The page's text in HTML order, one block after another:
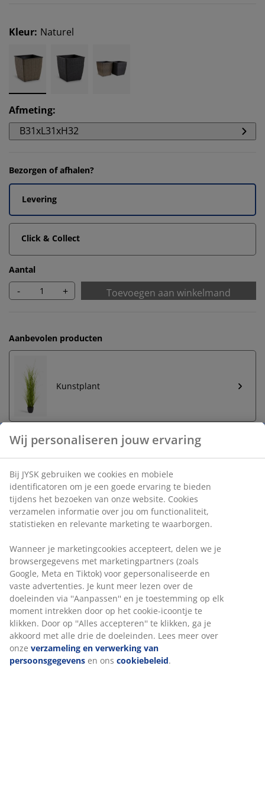
Kleur: Naturel
Afmeting:
B31xL31xH32
Bezorgen of afhalen?
Levering
Click & Collect
Aantal
- + Toevoegen aan winkelmand
Aanbevolen producten
Kunstplant
Geen tijdslimiet - retourneer in iedere JYSK-winkel
Prijsgarantie
30 dagen prijsgarantie op alle artikelen
Flexibele bezorgopties
Plantenbak met een geweven design, gemaakt van
duurzaam polyrotan. Deze lichtgewicht en
vorstbestendige plantenbak is geschikt voor de tuin of
het balkon. Voor buitengebruik kan er eenvoudig een
afvoergat worden gemaakt. B31 x L31 x H32 cm